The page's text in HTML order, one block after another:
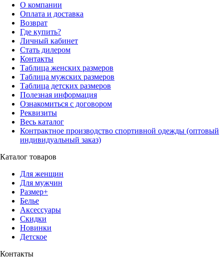
О компании
Оплата и доставка
Возврат
Где купить?
Личный кабинет
Стать дилером
Контакты
Таблица женских размеров
Таблица мужских размеров
Таблица детских размеров
Полезная информация
Ознакомиться с договором
Реквизиты
Весь каталог
Контрактное производство спортивной одежды (оптовый
индивидуальный заказ)
Каталог товаров
Для женщин
Для мужчин
Размер+
Белье
Аксессуары
Скидки
Новинки
Детское
Контакты